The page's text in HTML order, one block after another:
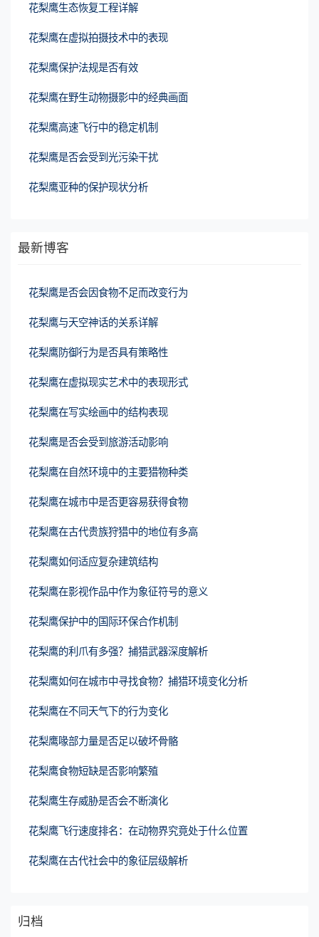
花梨鹰生态恢复工程详解
花梨鹰在虚拟拍摄技术中的表现
花梨鹰保护法规是否有效
花梨鹰在野生动物摄影中的经典画面
花梨鹰高速飞行中的稳定机制
花梨鹰是否会受到光污染干扰
花梨鹰亚种的保护现状分析
最新博客
花梨鹰是否会因食物不足而改变行为
花梨鹰与天空神话的关系详解
花梨鹰防御行为是否具有策略性
花梨鹰在虚拟现实艺术中的表现形式
花梨鹰在写实绘画中的结构表现
花梨鹰是否会受到旅游活动影响
花梨鹰在自然环境中的主要猎物种类
花梨鹰在城市中是否更容易获得食物
花梨鹰在古代贵族狩猎中的地位有多高
花梨鹰如何适应复杂建筑结构
花梨鹰在影视作品中作为象征符号的意义
花梨鹰保护中的国际环保合作机制
花梨鹰的利爪有多强？捕猎武器深度解析
花梨鹰如何在城市中寻找食物？捕猎环境变化分析
花梨鹰在不同天气下的行为变化
花梨鹰喙部力量是否足以破坏骨骼
花梨鹰食物短缺是否影响繁殖
花梨鹰生存威胁是否会不断演化
花梨鹰飞行速度排名：在动物界究竟处于什么位置
花梨鹰在古代社会中的象征层级解析
归档